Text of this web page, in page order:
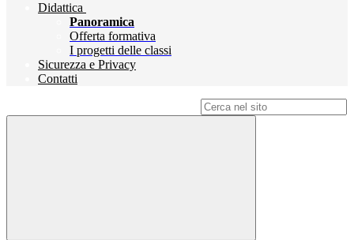
Didattica
Panoramica
Offerta formativa
I progetti delle classi
Sicurezza e Privacy
Contatti